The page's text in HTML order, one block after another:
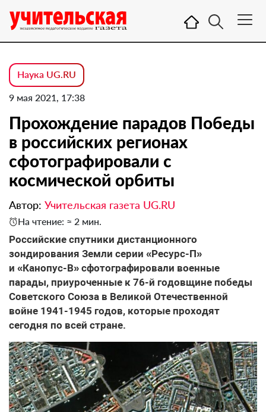
Наука UG.RU
9 мая 2021, 17:38
Прохождение парадов Победы
в российских регионах
сфотографировали с
космической орбиты
Автор: Учительская газета UG.RU
На чтение: ≈ 2 мин.
Российские спутники дистанционного
зондирования Земли серии «Ресурс-П»
и «Канопус-В» сфотографировали военные
парады, приуроченные к 76-й годовщине победы
Советского Союза в Великой Отечественной
войне 1941-1945 годов, которые проходят
сегодня по всей стране.